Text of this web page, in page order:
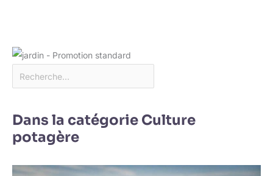
Dans la catégorie Culture
potagère